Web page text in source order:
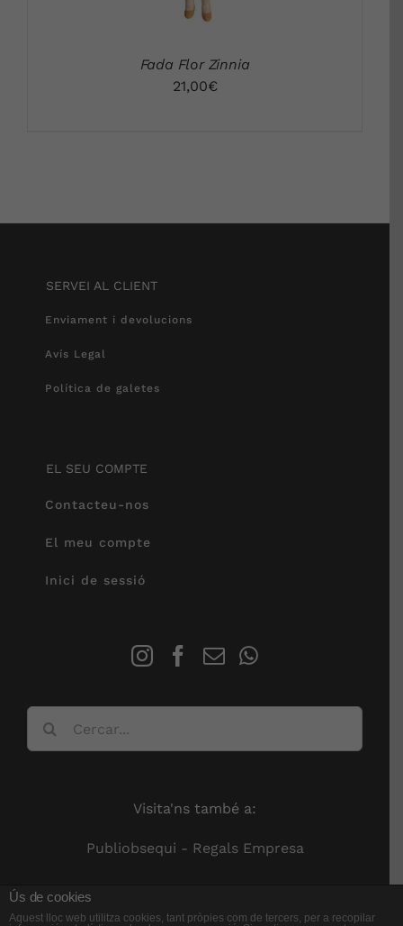
Fada Flor Zinnia
21,00€
SERVEI AL CLIENT
Enviament i devolucions
Avís Legal
Política de galetes
EL SEU COMPTE
Contacteu-nos
El meu compte
Inici de sessió
Visita'ns també a:
Publiobsequi - Regals Empresa
Ús de cookies
Aquest lloc web utilitza cookies, tant pròpies com de tercers, per a recopilar